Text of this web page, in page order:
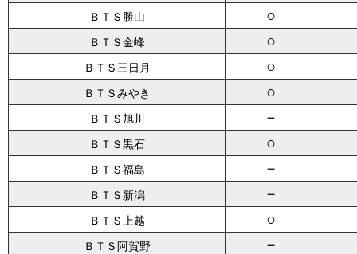
ＢＴＳ勝山 ○
ＢＴＳ金峰 ○
ＢＴＳ三日月 ○
ＢＴＳみやき ○
ＢＴＳ旭川 －
ＢＴＳ黒石 ○
ＢＴＳ福島 －
ＢＴＳ新潟 －
ＢＴＳ上越 ○
ＢＴＳ阿賀野 －